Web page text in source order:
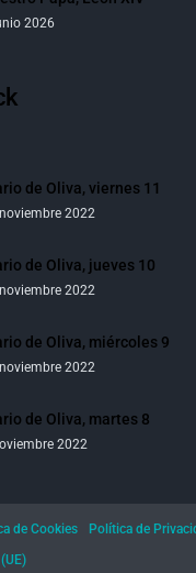
2026
de Oliva, viernes 11
2022
de Oliva, jueves 10
2022
de Oliva, miércoles 9
2022
de Oliva, martes 8
2022
de Cookies
Política de